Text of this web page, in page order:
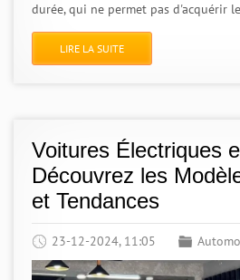
durée, qui ne permet pas d'acquérir le
LIRE LA SUITE
Voitures Électriques
Découvrez les
et Tendances
23-12-2024, 11:05